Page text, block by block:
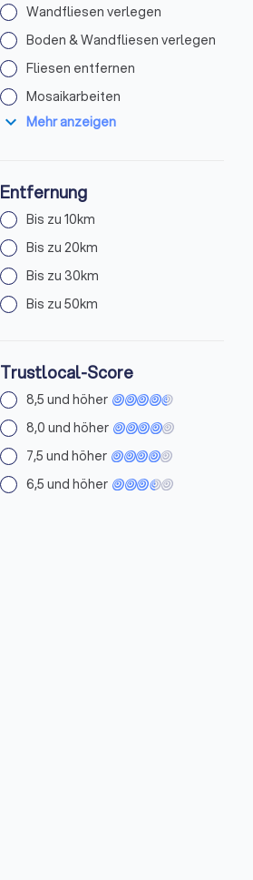
Wandfliesen verlegen
Boden & Wandfliesen verlegen
Fliesen entfernen
Mosaikarbeiten
expand_more Mehr anzeigen
Entfernung
Bis zu 10km
Bis zu 20km
Bis zu 30km
Bis zu 50km
Trustlocal-Score
8,5 und höher
8,0 und höher
7,5 und höher
6,5 und höher